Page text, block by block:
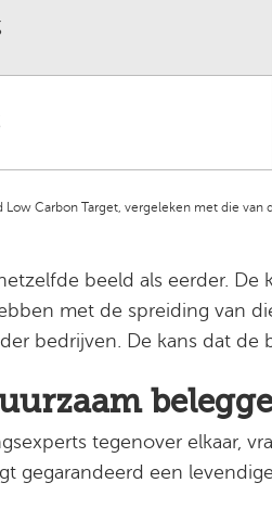
Low Carbon Target, vergeleken met die
beeld als eerder.
met de spreiding van
bedrijven. De kans dat
tegenover elkaar,
gegarandeerd een